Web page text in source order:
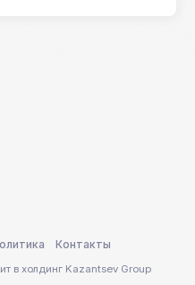
в холдинг Kazantsev Group
Контакты